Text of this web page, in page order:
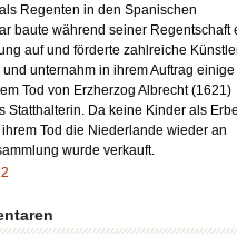
Regenten in den Spanischen
baute während seiner Regentschaft
auf und förderte zahlreiche
unternahm in ihrem Auftrag einige
Tod von Erzherzog Albrecht (1621)
Statthalterin. Da keine Kinder als
Tod die Niederlande wieder an
wurde verkauft.